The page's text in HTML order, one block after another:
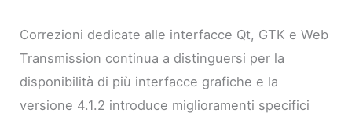
Correzioni dedicate alle interfacce Qt, GTK e Web
Transmission continua a distinguersi per la
disponibilità di più interfacce grafiche e la
versione 4.1.2 introduce miglioramenti specifici